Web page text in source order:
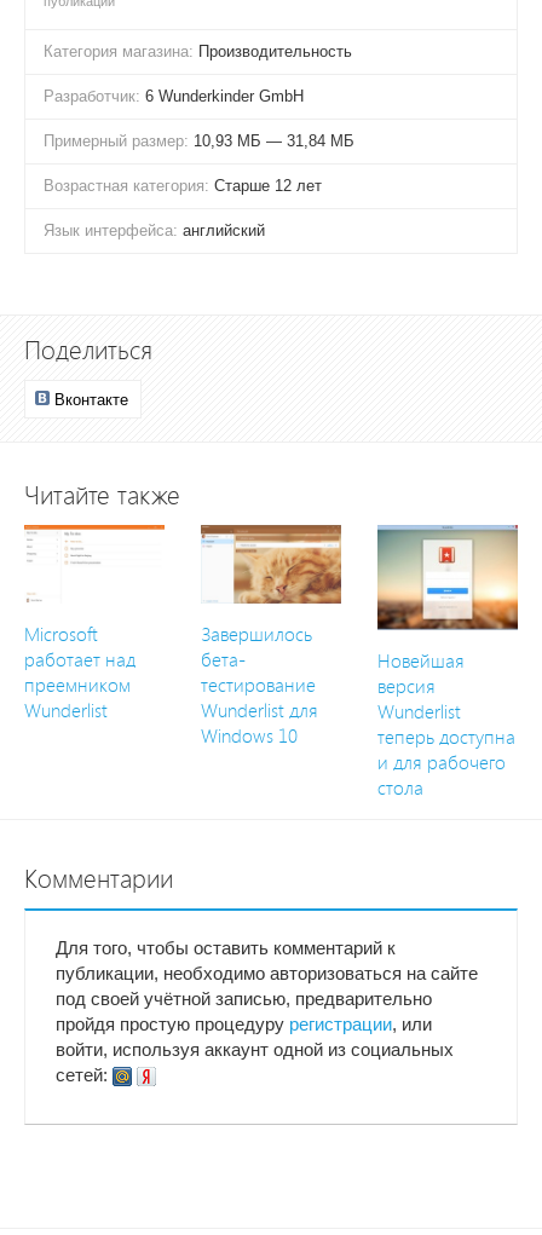
Категория магазина: Производительность
Разработчик: 6 Wunderkinder GmbH
Примерный размер: 10,93 МБ — 31,84 МБ
Возрастная категория: Старше 12 лет
Язык интерфейса: английский
Поделиться
Вконтакте
Читайте также
Microsoft
работает над
преемником
Wunderlist
Завершилось
бета-
тестирование
Wunderlist для
Windows 10
Новейшая
версия
Wunderlist
теперь доступна
и для рабочего
стола
Комментарии
Для того, чтобы оставить комментарий к
публикации, необходимо авторизоваться на сайте
под своей учётной записью, предварительно
пройдя простую процедуру регистрации, или
войти, используя аккаунт одной из социальных
сетей: